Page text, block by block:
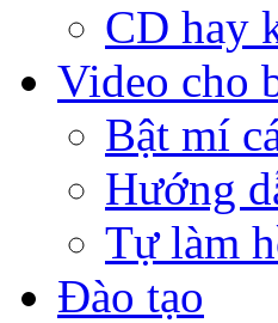
CD hay
Video cho
Bật mí
Hướng
Tự làm
Đào tạo